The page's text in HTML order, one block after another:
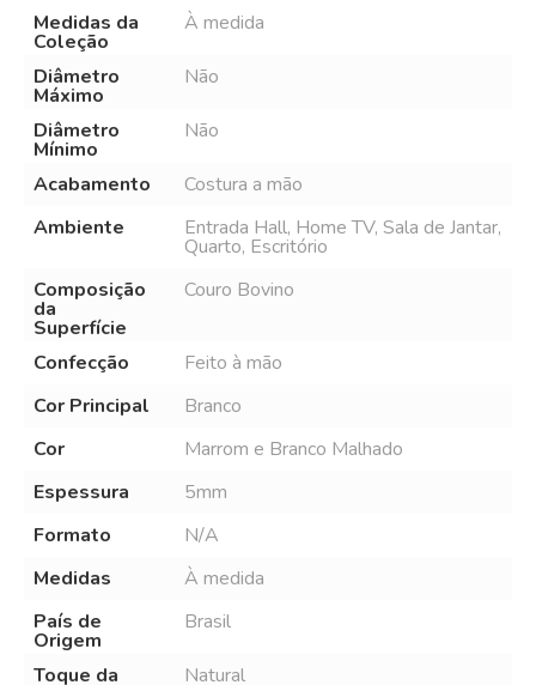
Medidas da
Coleção
À medida
Diâmetro
Máximo
Não
Diâmetro
Mínimo
Não
Acabamento
Costura a mão
Ambiente
Entrada Hall, Home TV, Sala de Jantar,
Quarto, Escritório
Composição
da
Superfície
Couro Bovino
Confecção
Feito à mão
Cor Principal
Branco
Cor
Marrom e Branco Malhado
Espessura
5mm
Formato
N/A
Medidas
À medida
País de
Origem
Brasil
Toque da Natural